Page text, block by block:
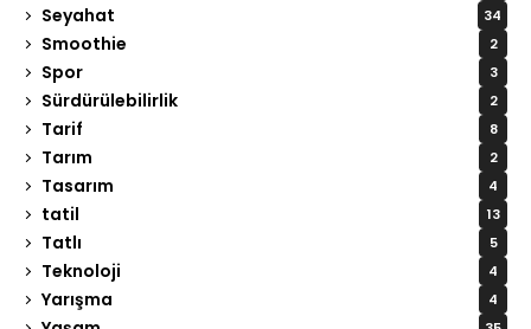
Seyahat 34
Smoothie 2
Spor 3
Sürdürülebilirlik 2
Tarif 8
Tarım 2
Tasarım 4
tatil 13
Tatlı 5
Teknoloji 4
Yarışma 4